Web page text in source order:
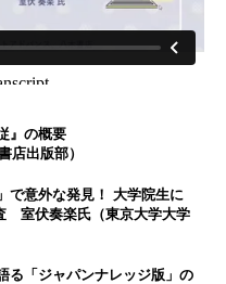
』の概要
店出版部）
で意外な発見！ 大学院生に
査室伏奏楽氏（東京大学大学
る「ジャパンナレッジ版」の